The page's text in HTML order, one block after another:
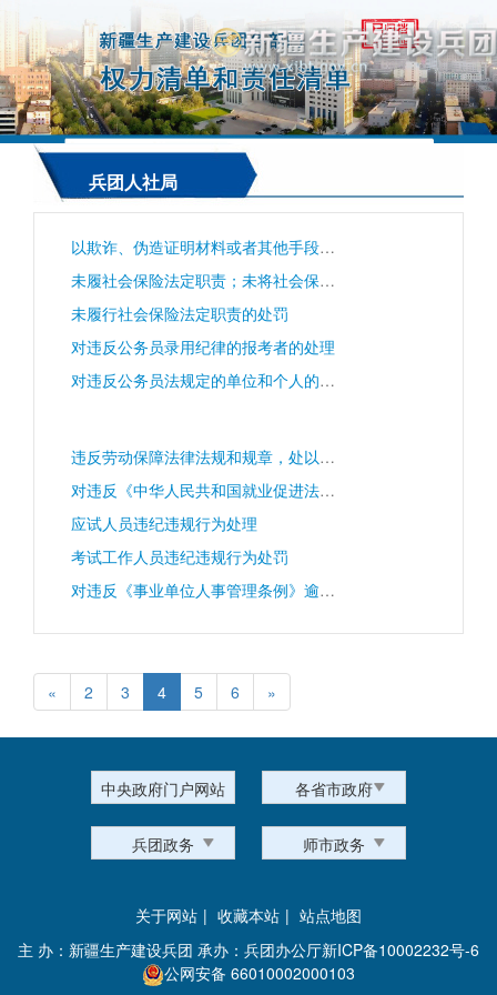
兵团人社局
以欺诈、伪造证明材料或者其他手段骗取社会保险待遇的处罚
未履社会保险法定职责；未将社会保险基金存入财政专户；克扣或者拒不按时支付社会保险待遇的；丢失或者篡改缴费缴费记录、享受社会保险待遇记录等社会保险数据、个人权益记录的；有违反社会保险法律、法规的其他行为的处罚。
未履行社会保险法定职责的处罚
对违反公务员录用纪律的报考者的处理
对违反公务员法规定的单位和个人的处理
违反劳动保障法律法规和规章，处以罚款的处罚
对违反《中华人民共和国就业促进法》的处罚
应试人员违纪违规行为处理
考试工作人员违纪违规行为处罚
对违反《事业单位人事管理条例》逾期不改正的行为
« 2 3 4 5 6 »
中央政府门户网站 各省市政府
兵团政务 师市政务
关于网站 | 收藏本站 | 站点地图
主 办：新疆生产建设兵团 承办：兵团办公厅新ICP备10002232号-6
公网安备 66010002000103